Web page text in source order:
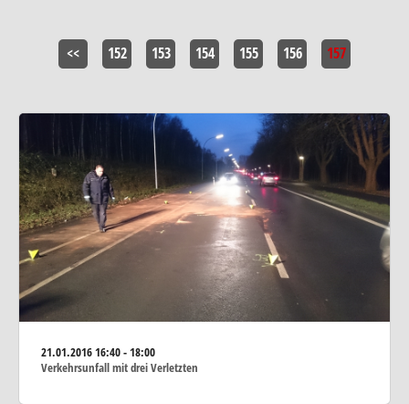
<< 152 153 154 155 156 157
21.01.201616:40 - 18:00
Verkehrsunfall mit drei Verletzten